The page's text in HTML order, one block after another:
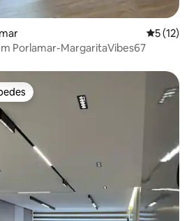
5 de uma
5 (12)
Porlamar-MargaritaVibes67
dos hóspedes